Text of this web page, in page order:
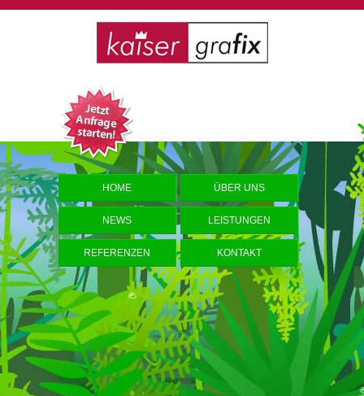
HOME ÜBER UNS
NEWS LEISTUNGEN
REFERENZEN KONTAKT